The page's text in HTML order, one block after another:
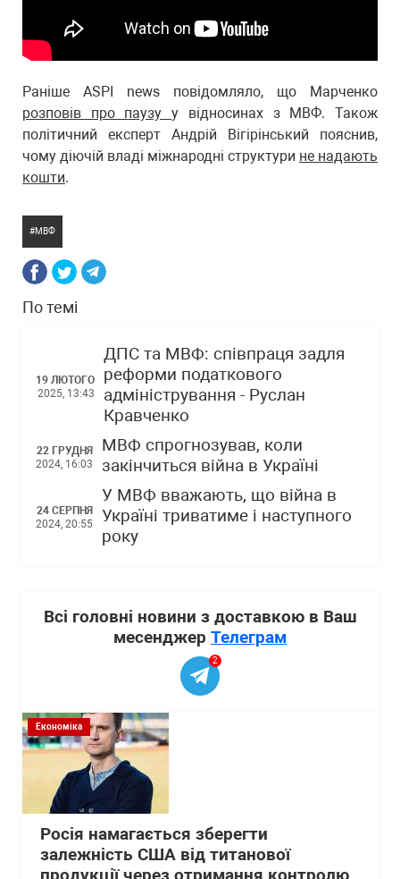
Раніше ASPI news повідомляло, що Марченко
розповів про паузуу відносинах з МВФ. Також
політичний експерт Андрій Вігірінський пояснив,
чому діючій владі міжнародні структури не надають
кошти.
МВФ
По темі
19 ЛЮТОГО
2025, 13:43
ДПС та МВФ: співпраця задля
реформи податкового
адміністрування - Руслан
Кравченко
22 ГРУДНЯ
2024, 16:03
МВФ спрогнозував, коли
закінчиться війна в Україні
24 СЕРПНЯ
2024, 20:55
У МВФ вважають, що війна в
Україні триватиме і наступного
року
Всі головні новини з доставкою в Ваш
месенджер Телеграм
2
Економіка
Росія намагається зберегти
залежність США від титанової